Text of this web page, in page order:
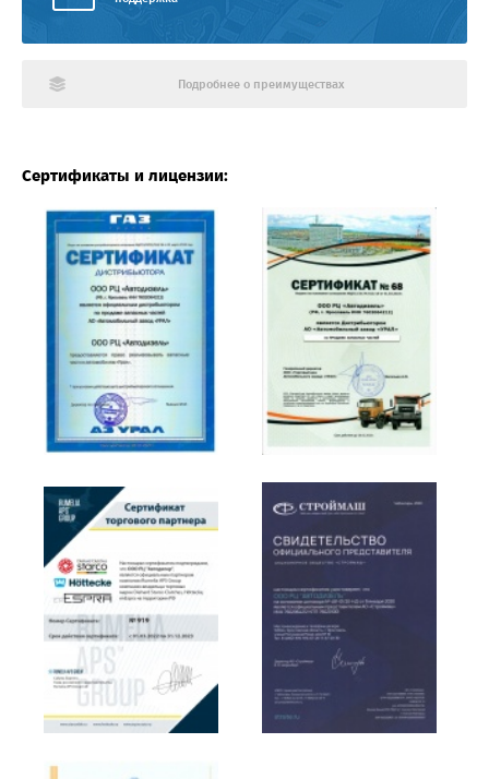
Подробнее о преимуществах
Сертификаты и лицензии: